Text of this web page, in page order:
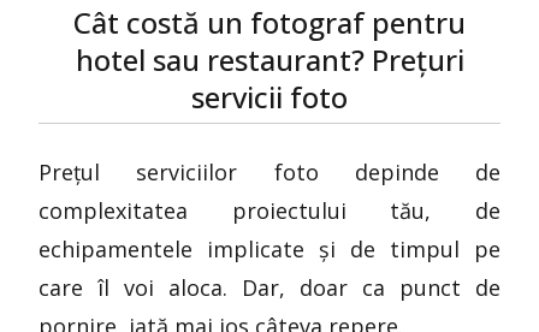
Cât costă un fotograf pentru
hotel sau restaurant? Prețuri
servicii foto
Prețul serviciilor foto depinde de
complexitatea proiectului tău, de
echipamentele implicate și de timpul pe
care îl voi aloca. Dar, doar ca punct de
pornire, iată mai jos câteva repere.